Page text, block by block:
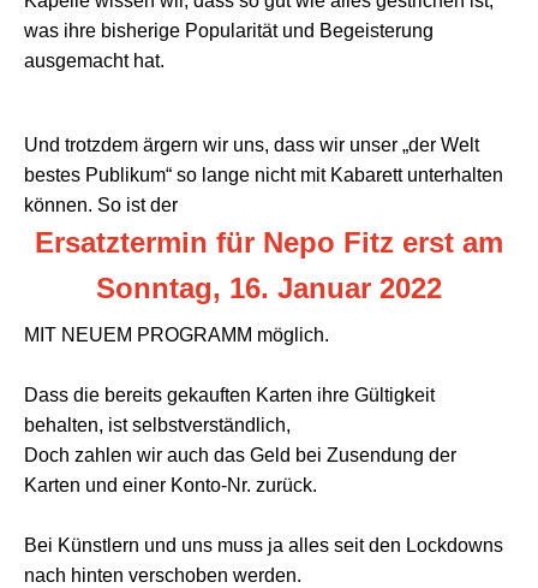
was ihre bisherige Popularität und Begeisterung
ausgemacht hat.
Und trotzdem ärgern wir uns, dass wir unser „der Welt
bestes Publikum“ so lange nicht mit Kabarett unterhalten
können. So ist der
Ersatztermin für Nepo Fitz erst am
Sonntag, 16. Januar 2022
MIT NEUEM PROGRAMM möglich.
Dass die bereits gekauften Karten ihre Gültigkeit
behalten, ist selbstverständlich,
Doch zahlen wir auch das Geld bei Zusendung der
Karten und einer Konto-Nr. zurück.
Bei Künstlern und uns muss ja alles seit den Lockdowns
nach hinten verschoben werden.